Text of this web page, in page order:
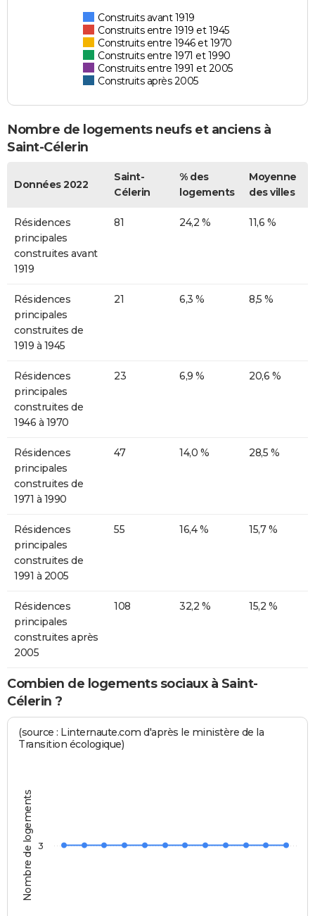
Construits avant 1919
Construits entre 1919 et 1945
Construits entre 1946 et 1970
Construits entre 1971 et 1990
Construits entre 1991 et 2005
Construits après 2005
Nombre de logements neufs et anciens à
Saint-Célerin
Données 2022
Saint-
Célerin
% des
logements
Moyenne
des villes
Résidences
principales
construites avant
1919
81 24,2 % 11,6 %
Résidences
principales
construites de
1919 à 1945
21 6,3 % 8,5 %
Résidences
principales
construites de
1946 à 1970
23 6,9 % 20,6 %
Résidences
principales
construites de
1971 à 1990
47 14,0 % 28,5 %
Résidences
principales
construites de
1991 à 2005
55 16,4 % 15,7 %
Résidences
principales
construites après
2005
108 32,2 % 15,2 %
Combien de logements sociaux à Saint-
Célerin ?
Nombre de logements
(source : Linternaute.com d'après le ministère de la
Transition écologique)
3